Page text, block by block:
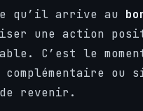
qu’il arrive au
une action
C’est le
ou
revenir.